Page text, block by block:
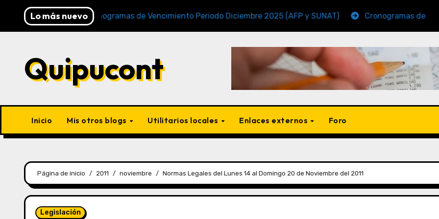
Lo más nuevo
Cronogramas de Vencimiento Periodo Diciembre 2025 (AFP y SUNAT) Cronogramas de Vencimiento
Quipucont
Inicio Mis otros blogs Utilitarios locales Enlaces externos Foro
Página de inicio 2011 noviembre Normas Legales del Lunes 14 al Domingo 20 de Noviembre del 2011
Legislación